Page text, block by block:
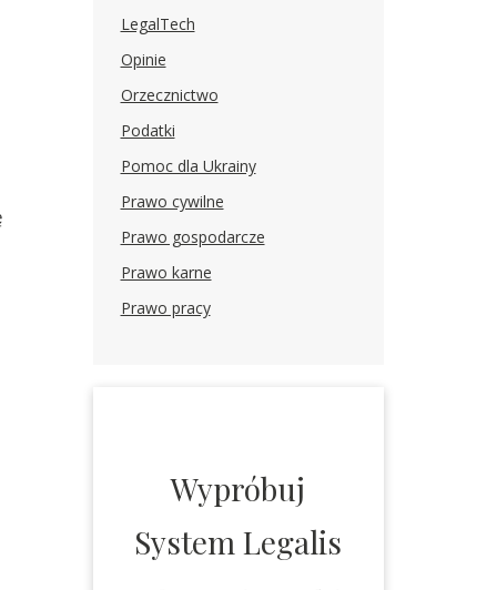
LegalTech
Opinie
Orzecznictwo
Podatki
Pomoc dla Ukrainy
Prawo cywilne
Prawo gospodarcze
Prawo karne
Prawo pracy
Wypróbuj
System Legalis